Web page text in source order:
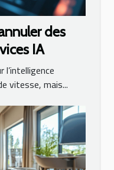
des
IA
l’intelligence
vitesse, mais...